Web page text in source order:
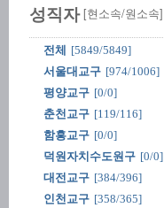
성직자 [현소속/원소속]
전체
[5849/5849]
서울대교구 [974/1006]
평양교구 [0/0]
춘천교구 [119/116]
함흥교구 [0/0]
덕원자치수도원구 [0/0]
대전교구 [384/396]
인천교구 [358/365]